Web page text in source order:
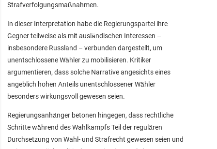
Strafverfolgungsmaßnahmen.
In dieser Interpretation habe die Regierungspartei ihre
Gegner teilweise als mit ausländischen Interessen –
insbesondere Russland – verbunden dargestellt, um
unentschlossene Wähler zu mobilisieren. Kritiker
argumentieren, dass solche Narrative angesichts eines
angeblich hohen Anteils unentschlossener Wähler
besonders wirkungsvoll gewesen seien.
Regierungsanhänger betonen hingegen, dass rechtliche
Schritte während des Wahlkampfs Teil der regulären
Durchsetzung von Wahl- und Strafrecht gewesen seien und